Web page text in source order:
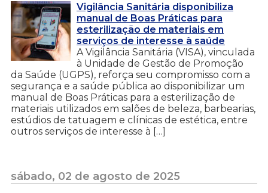
Vigilância Sanitária disponibiliza
manual de Boas Práticas para
esterilização de materiais em
serviços de interesse à saúde
A Vigilância Sanitária (VISA), vinculada
à Unidade de Gestão de Promoção
da Saúde (UGPS), reforça seu compromisso com a
segurança e a saúde pública ao disponibilizar um
manual de Boas Práticas para a esterilização de
materiais utilizados em salões de beleza, barbearias,
estúdios de tatuagem e clínicas de estética, entre
outros serviços de interesse à […]
sábado, 02 de agosto de 2025